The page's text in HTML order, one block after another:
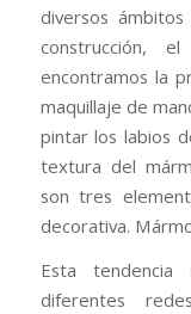
diversos
construcción,
encontramos la
maquillaje de
pintar los labios
textura del
son tres
decorativa.
Esta
diferentes